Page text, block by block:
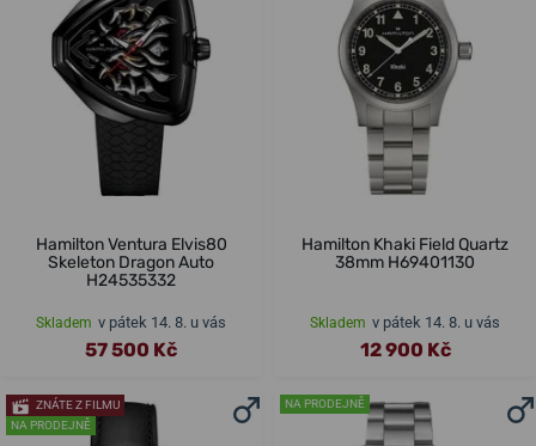
Hamilton Ventura Elvis80
Skeleton Dragon Auto
H24535332
Skladem v pátek 14. 8. u vás
57 500 Kč
Hamilton Khaki Field Quartz
38mm H69401130
Skladem v pátek 14. 8. u vás
12 900 Kč
ZNÁTE Z FILMU
NA PRODEJNĚ
NA PRODEJNĚ